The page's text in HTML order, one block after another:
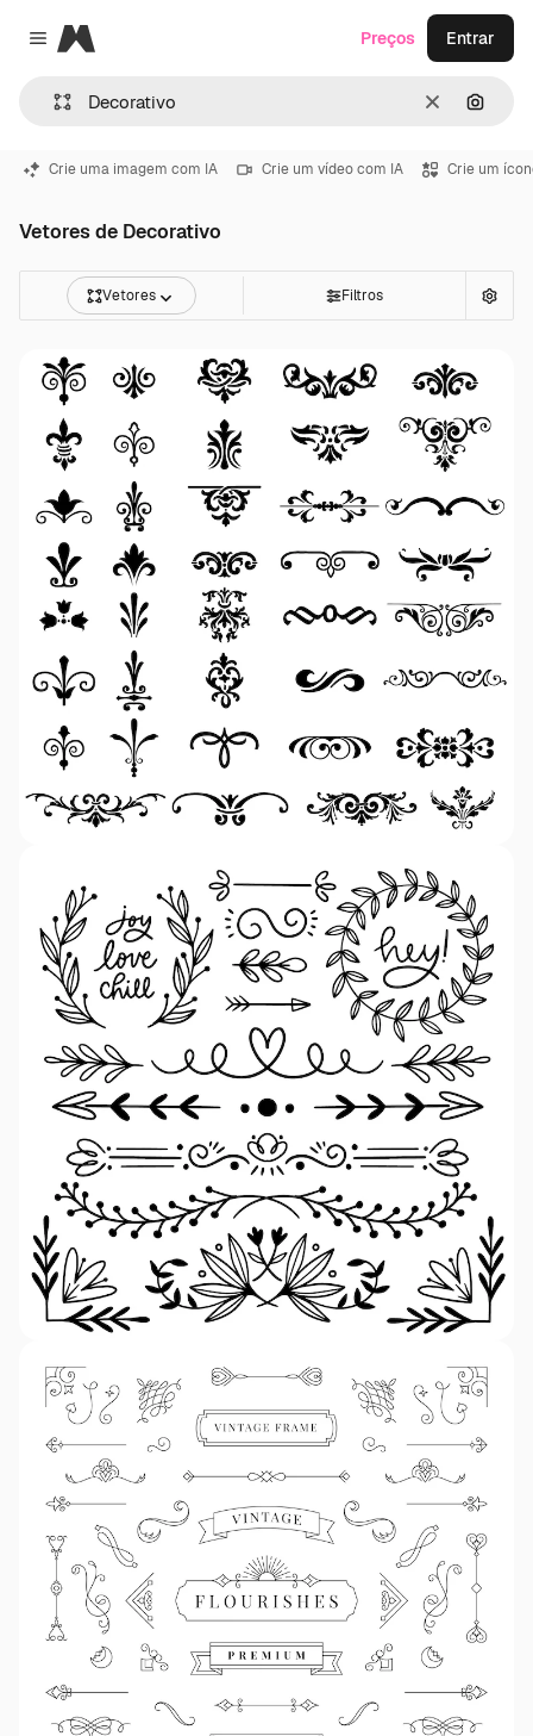
Close menu
Magnific
Limpar
Preços Entrar
Crie uma imagem com IA Crie um vídeo com IA Crie um
Vetores de Decorativo
Vetores Filtros